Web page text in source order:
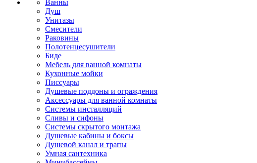
Ванны
Душ
Унитазы
Смесители
Раковины
Полотенцесушители
Биде
Мебель для ванной комнаты
Кухонные мойки
Писсуары
Душевые поддоны и ограждения
Аксессуары для ванной комнаты
Системы инсталляций
Сливы и сифоны
Системы скрытого монтажа
Душевые кабины и боксы
Душевой канал и трапы
Умная сантехника